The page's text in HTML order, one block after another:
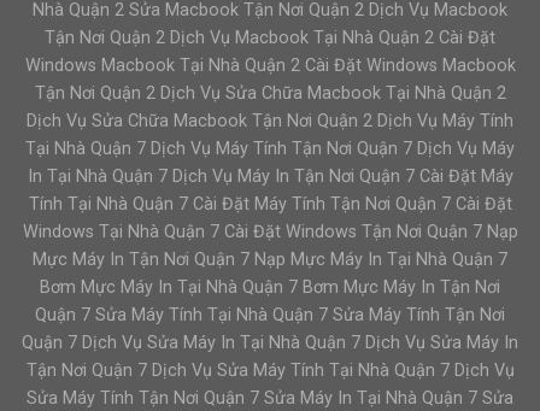
Nhà Quận 2 Sửa Macbook Tận Nơi Quận 2 Dịch Vụ Macbook
Tận Nơi Quận 2 Dịch Vụ Macbook Tại Nhà Quận 2 Cài Đặt
Windows Macbook Tại Nhà Quận 2 Cài Đặt Windows Macbook
Tận Nơi Quận 2 Dịch Vụ Sửa Chữa Macbook Tại Nhà Quận 2
Dịch Vụ Sửa Chữa Macbook Tận Nơi Quận 2 Dịch Vụ Máy Tính
Tại Nhà Quận 7 Dịch Vụ Máy Tính Tận Nơi Quận 7 Dịch Vụ Máy
In Tại Nhà Quận 7 Dịch Vụ Máy In Tận Nơi Quận 7 Cài Đặt Máy
Tính Tại Nhà Quận 7 Cài Đặt Máy Tính Tận Nơi Quận 7 Cài Đặt
Windows Tại Nhà Quận 7 Cài Đặt Windows Tận Nơi Quận 7 Nạp
Mực Máy In Tận Nơi Quận 7 Nạp Mực Máy In Tại Nhà Quận 7
Bơm Mực Máy In Tại Nhà Quận 7 Bơm Mực Máy In Tận Nơi
Quận 7 Sửa Máy Tính Tại Nhà Quận 7 Sửa Máy Tính Tận Nơi
Quận 7 Dịch Vụ Sửa Máy In Tại Nhà Quận 7 Dịch Vụ Sửa Máy In
Tận Nơi Quận 7 Dịch Vụ Sửa Máy Tính Tại Nhà Quận 7 Dịch Vụ
Sửa Máy Tính Tận Nơi Quận 7 Sửa Máy In Tại Nhà Quận 7 Sửa